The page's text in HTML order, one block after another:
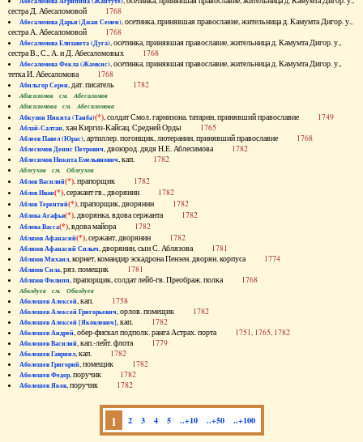
сестра Д. Абесаломовой 1768
Абесаломова Дарья (Джан Семен), осетинка, принявшая православие, жительница д. Камумта Дигор. у.,
сестра А. Абесаломовой 1768
Абесаломова Елизавета (Дуга), осетинка, принявшая православие, жительница д. Камумта Дигор. у.,
сестра В., С., А. и Д. Абесаломовых 1768
Абесаломова Фекла (Жамкис), осетинка, принявшая православие, жительница д. Камумта Дигор. у.,
тетка И. Абесаломова 1768
Абильгор Серен, дат. писатель 1782
Абисаломов см. Абесаломов
Абисаломова см. Абесаломова
Абкузин Никита (Танба)(*), солдат Смол. гарнизона, татарин, принявший православие 1749
Аблай-Салтан, хан Киргиз-Кайсац. Средней Орды 1765
Аблеев Павел (Юрас), артиллер. погонщик, лютеранин, принявший православие 1768
Аблесимов Денис Петрович, двоюрод. дядя Н.Е. Аблесимова 1782
Аблесимов Никита Емельянович, кап. 1782
Аблеухов см. Облеухов
Аблов Василий(*), прапорщик 1782
Аблов Иван(*), сержант гв., дворянин 1782
Аблов Терентий(*), прапорщик, дворянин 1782
Аблова Агафья(*), дворянка, вдова сержанта 1782
Аблова Васса(*), вдова майора 1782
Аблязов Афанасий(*), сержант, дворянин 1782
Аблязов Афанасий Силыч, дворянин, сын С. Аблязова 1781
Аблязов Михаил, корнет, командир эскадрона Пензен. дворян. корпуса 1774
Аблязов Сила, ряз. помещик 1781
Аблязов Филипп, прапорщик, солдат лейб-гв. Преображ. полка 1768
Аболдуев см. Оболдуев
Аболешев Алексей, кап. 1758
Аболешев Алексей Григорьевич, орлов. помещик 1782
Аболешев Алексей [Яковлевич], кап. 1782
Аболешев Андрей, обер-фискал подполк. ранга Астрах. порта 1751, 1765, 1782
Аболешев Василий, кап.-лейт. флота 1779
Аболешев Гавриил, кап. 1782
Аболешев Григорий, помещик 1782
Аболешев Федор, поручик 1782
Аболешев Яков, поручик 1782
1 2 3 4 5 ..+10 ..+50 ..+100